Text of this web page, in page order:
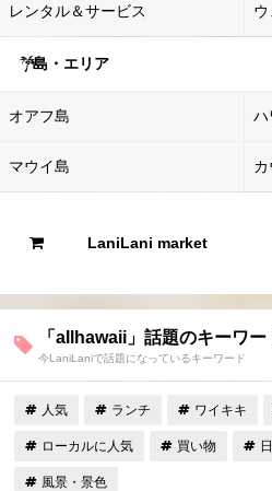
レンタル＆サービス
島・エリア
オアフ島 ハ
マウイ島
LaniLani market
「allhawaii」話題のキーワー
今LaniLaniで話題になっているキーワード
人気 ランチ ワイキキ
ローカルに人気 買い物
風景・景色